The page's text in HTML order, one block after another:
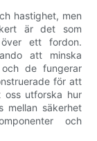
hastighet, men
är det som
ett fordon.
att minska
de fungerar
för att
oss utforska hur
mellan säkerhet
och